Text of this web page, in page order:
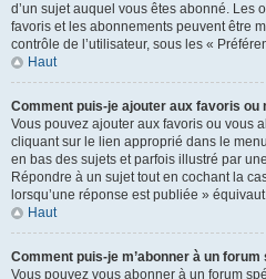
d’un sujet auquel vous êtes abonné. Les
favoris et les abonnements peuvent être
contrôle de l’utilisateur, sous les «
Haut
Comment puis-je ajouter aux favoris ou
Vous pouvez ajouter aux favoris ou vous
cliquant sur le lien approprié dans le
en bas des sujets et parfois illustré par
Répondre à un sujet tout en cochant la
lorsqu’une réponse est publiée »
Haut
Comment puis-je m’abonner à un forum
Vous pouvez vous abonner à un forum